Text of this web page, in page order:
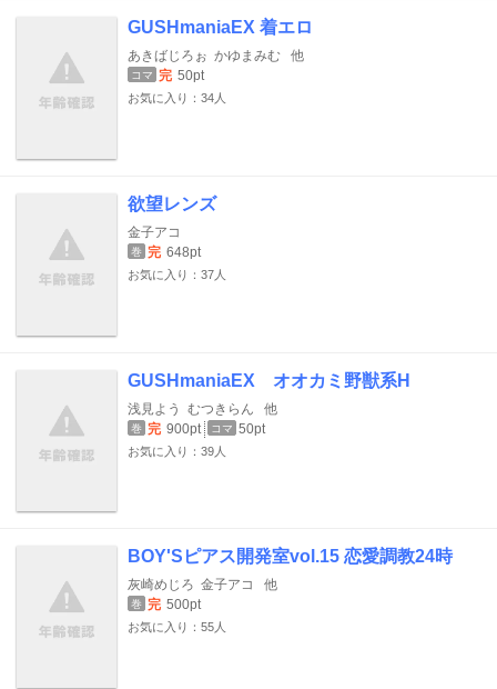
GUSHmaniaEX 着エロ
あきばじろぉ かゆまみむ 他
コマ 完 50pt
お気に入り：34人
欲望レンズ
金子アコ
巻 完 648pt
お気に入り：37人
GUSHmaniaEX オオカミ野獣系H
浅見よう むつきらん 他
巻 完 900pt コマ 50pt
お気に入り：39人
BOY'Sピアス開発室vol.15 恋愛調教24時
灰崎めじろ 金子アコ 他
巻 完 500pt
お気に入り：55人